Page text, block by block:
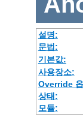
설명:
문법:
기본값:
사용장소:
Override
상태:
모듈: